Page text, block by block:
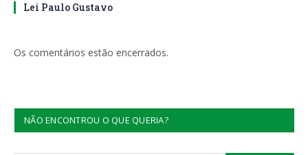
Lei Paulo Gustavo
Os comentários estão encerrados.
NÃO ENCONTROU O QUE QUERIA?